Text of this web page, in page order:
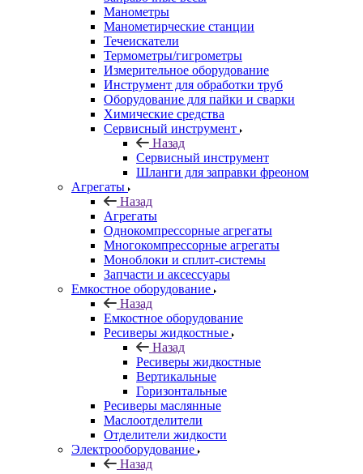
Манометры
Манометирческие станции
Течеискатели
Термометры/гигрометры
Измерительное оборудование
Инструмент для обработки труб
Оборудование для пайки и сварки
Химические средства
Сервисный инструмент
Назад
Сервисный инструмент
Шланги для заправки фреоном
Агрегаты
Назад
Агрегаты
Однокомпрессорные агрегаты
Многокомпрессорные агрегаты
Моноблоки и сплит-системы
Запчасти и аксессуары
Емкостное оборудование
Назад
Емкостное оборудование
Ресиверы жидкостные
Назад
Ресиверы жидкостные
Вертикальные
Горизонтальные
Ресиверы маслянные
Маслоотделители
Отделители жидкости
Электрооборудование
Назад